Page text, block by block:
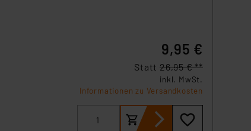
9,95 €
Statt 26,95 € **
inkl. MwSt.
Informationen zu Versandkosten